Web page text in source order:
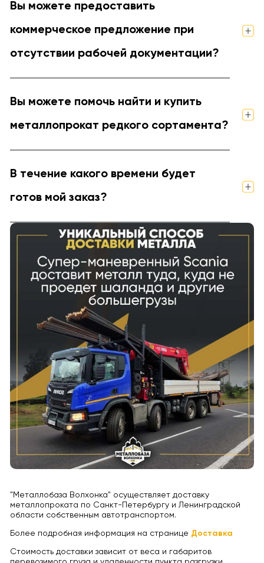
Вы можете предоставить
коммерческое предложение при
отсутствии рабочей документации?
Вы можете помочь найти и купить
металлопрокат редкого сортамента?
В течение какого времени будет
готов мой заказ?
"Металлобаза Волхонка" осуществляет доставку
металлопроката по Санкт-Петербургу и Ленинградской
области собственным автотранспортом.
Более подробная информация на странице Доставка
Стоимость доставки зависит от веса и габаритов